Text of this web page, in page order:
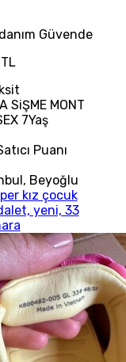
Güvende
SiŞME MONT
7Yaş
Puanı
, Beyoğlu
kız çocuk
yeni, 33